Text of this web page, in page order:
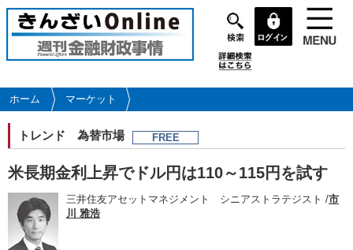
メ
イ
コ
ン
ツ
に
移
動
ホーム マーケット
トレンド 為替市場 FREE
米長期金利上昇でドル円は110～115円を試す
三井住友アセットマネジメント シニアストラテジスト /市
川 雅浩